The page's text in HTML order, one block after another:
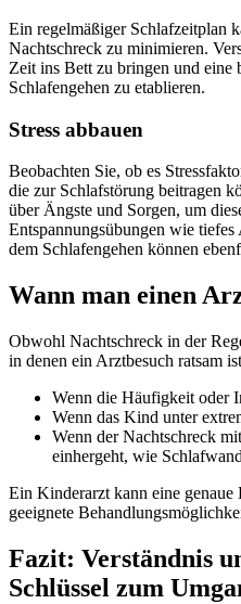
Ein regelmäßiger Schlafzeitplan
Nachtschreck zu minimieren.
Zeit ins Bett zu bringen und eine
Schlafengehen zu etablieren.
Stress abbauen
Beobachten Sie, ob es
die zur Schlafstörung beitragen
über Ängste und Sorgen, um
Entspannungsübungen wie
dem Schlafengehen können
Wann man einen
Obwohl Nachtschreck in der
in denen ein Arztbesuch ratsam
Wenn die Häufigkeit oder
Wenn das Kind unter
Wenn der Nachtschreck
einhergeht, wie
Ein Kinderarzt kann eine
geeignete
Fazit: Verständnis
Schlüssel zum